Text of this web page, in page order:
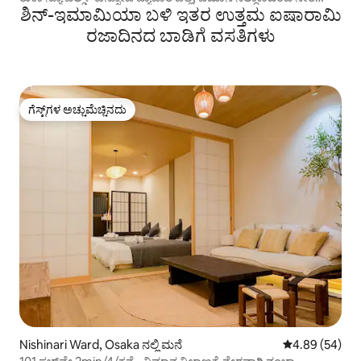
ಸಂಪರ್ಕ; ಶಿನ್-ಇಮಗೋಮ್ ನಿಲ್ದಾಣದಿಂದ 5 ನಿಮಿಷಗಳ ನಡಿಗೆ, ಕುಟುಂಬ
ಅಪಾರ್ಟ್‌ಮೆಂಟ್ 2
ಶಿನ್-ಇಮಾಮಿಯಾ ಬಳಿ ಇತರ ಉತ್ತಮ ಐಷಾರಾಮಿ
ರಜಾದಿನದ ಬಾಡಿಗೆ ವಸತಿಗಳು
ಗೆಸ್ಟ್‌ಗಳ ಅಚ್ಚುಮೆಚ್ಚಿನದು
ಗೆಸ್ಟ್‌ಗಳ ಅಚ್ಚುಮೆಚ್ಚಿನದು
Nishinari Ward, Osaka ನಲ್ಲಿ ಮನೆ 5 ರಲ್ಲಿ 4.89
4.89 (54)